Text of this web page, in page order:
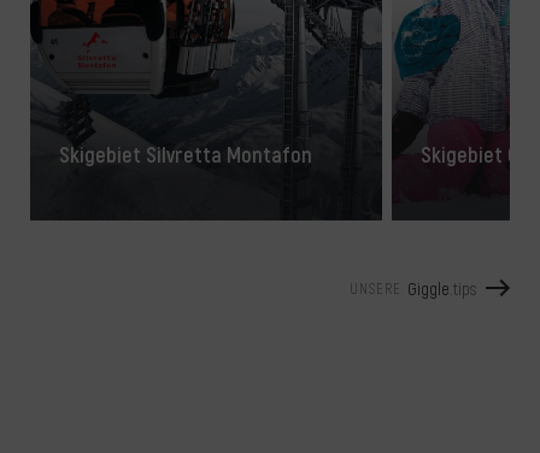
Skigebiet Silvretta Montafon Skigebiet
UNSERE Giggle .tips